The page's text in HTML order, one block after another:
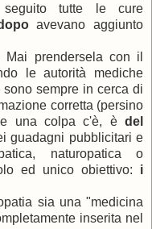
seguito tutte le cure
avevano aggiunto
prendersela con il
le autorità mediche
sempre in cerca di
corretta (persino
una colpa c'è, è del
guadagni pubblicitari e
naturopatica o
ed unico obiettivo: i
sia una "medicina
inserita nel